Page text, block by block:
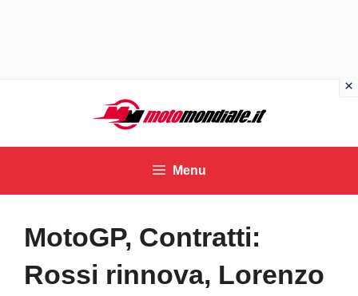
contenuto
Menu
MotoGP, Contratti:
Rossi rinnova, Lorenzo